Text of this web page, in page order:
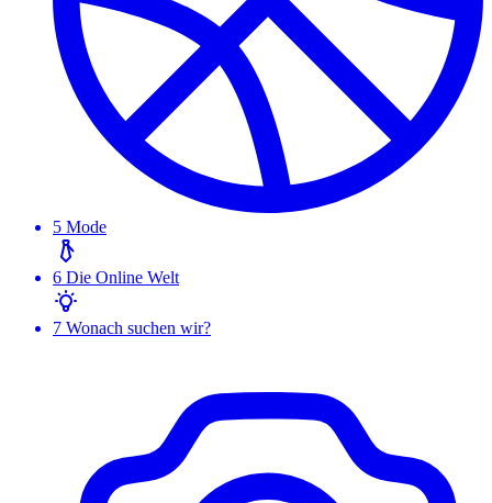
5 Mode
6 Die Online Welt
7 Wonach suchen wir?